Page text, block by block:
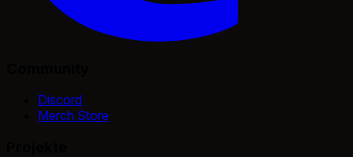
Discord
Merch Store